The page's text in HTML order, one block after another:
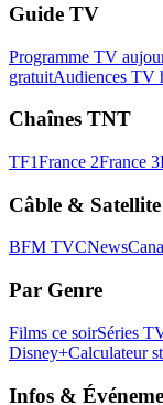
Guide TV
Programme TV
gratuitAudiences TV
Chaînes TNT
TF1France 2France 3
Câble & Satellite
BFM TVCNews
Par Genre
Films ce soirSéries
Disney+Calculateur
Infos &